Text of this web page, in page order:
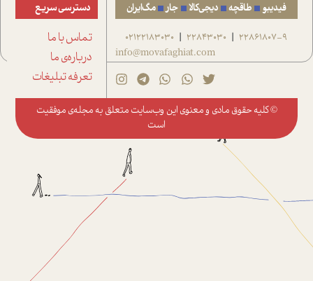
فیدیبو طاقچه دیجی‌کالا جار مگ‌ایران
22861807-9
|
22843030
|
02122183030
info@movafaghiat.com
دسترسی سریع
تماس با ما
درباره‌ی ما
تعرفه تبلیغات
© کلیه حقوق مادی و معنوی این وب‌سایت متعلق به مجله‌ی موفقیت
است